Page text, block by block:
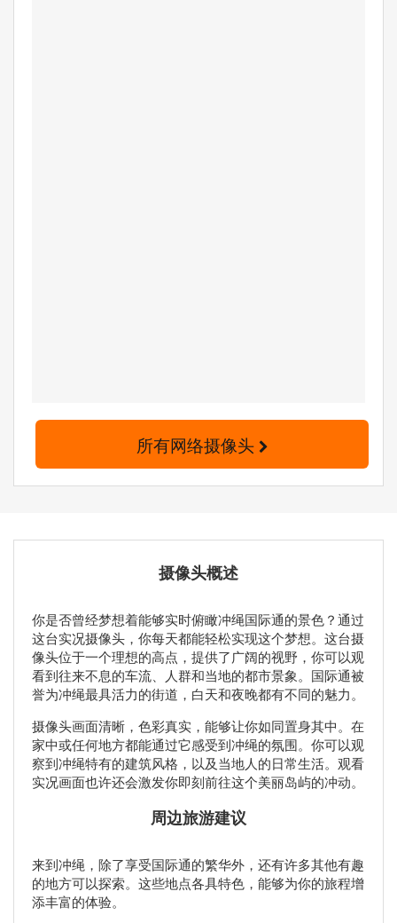
所有网络摄像头
摄像头概述
你是否曾经梦想着能够实时俯瞰冲绳国际通的景色？通过
这台实况摄像头，你每天都能轻松实现这个梦想。这台摄
像头位于一个理想的高点，提供了广阔的视野，你可以观
看到往来不息的车流、人群和当地的都市景象。国际通被
誉为冲绳最具活力的街道，白天和夜晚都有不同的魅力。
摄像头画面清晰，色彩真实，能够让你如同置身其中。在
家中或任何地方都能通过它感受到冲绳的氛围。你可以观
察到冲绳特有的建筑风格，以及当地人的日常生活。观看
实况画面也许还会激发你即刻前往这个美丽岛屿的冲动。
周边旅游建议
来到冲绳，除了享受国际通的繁华外，还有许多其他有趣
的地方可以探索。这些地点各具特色，能够为你的旅程增
添丰富的体验。